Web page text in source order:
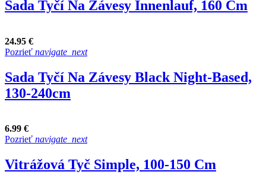
Sada Tyčí Na Závesy Innenlauf, 160 Cm
24.95 €
Pozrieť navigate_next
Sada Tyčí Na Závesy Black Night-Based,
130-240cm
6.99 €
Pozrieť navigate_next
Vitrážová Tyč Simple, 100-150 Cm